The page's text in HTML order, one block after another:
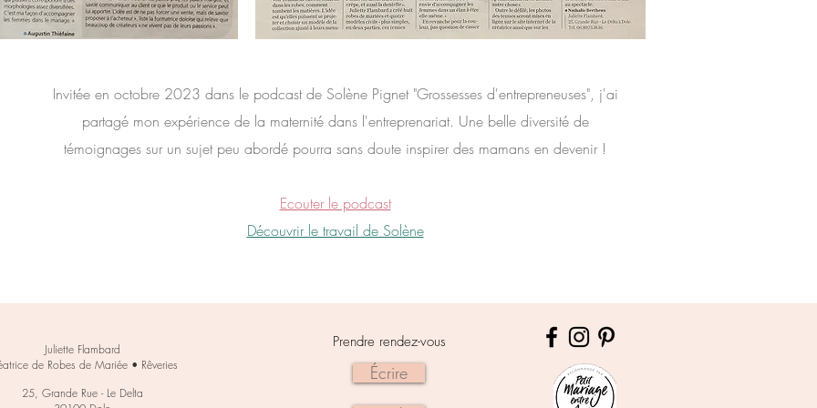
Invitée en octobre 2023 dans le podcast de Solène Pignet "Grossesses d'entrepreneuses", j'ai
partagé mon expérience de la maternité dans l'entreprenariat. Une belle diversité de
témoignages sur un sujet peu abordé pourra sans doute inspirer des mamans en devenir !
Ecouter le podcast
Découvrir le travail de Solène
Juliette Flambard
de Robes de Mariée • Rêveries
25, Grande Rue - Le Delta
Prendre rendez-vous
Écrire